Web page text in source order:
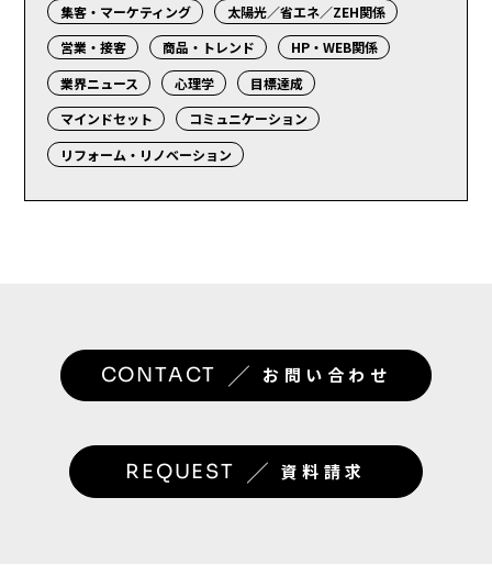
集客・マーケティング
太陽光／省エネ／ZEH関係
営業・接客
商品・トレンド
HP・WEB関係
業界ニュース
心理学
目標達成
マインドセット
コミュニケーション
リフォーム・リノベーション
CONTACT ／ お問い合わせ
REQUEST ／ 資料請求